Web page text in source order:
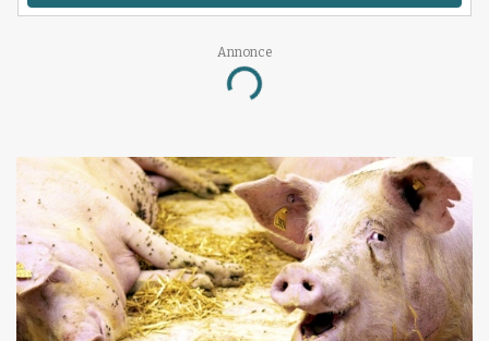
Annonce
Loading...